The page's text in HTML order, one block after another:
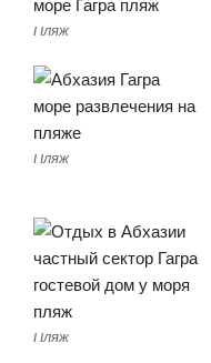
Пляж
Пляж
Пляж